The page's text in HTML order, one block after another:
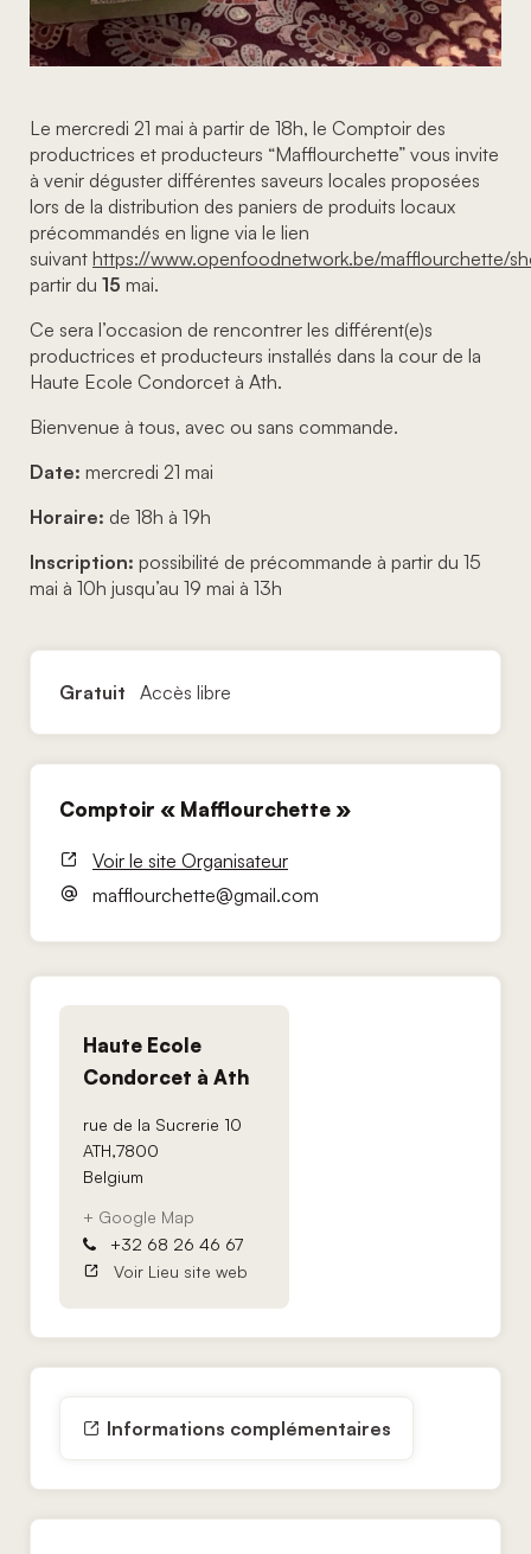
Le mercredi 21 mai à partir de 18h, le Comptoir des
productrices et producteurs “Mafflourchette” vous invite
à venir déguster différentes saveurs locales proposées
lors de la distribution des paniers de produits locaux
précommandés en ligne via le lien
suivant https://www.openfoodnetwork.be/mafflourchette/
partir du 15 mai.
Ce sera l’occasion de rencontrer les différent(e)s
productrices et producteurs installés dans la cour de la
Haute Ecole Condorcet à Ath.
Bienvenue à tous, avec ou sans commande.
Date: mercredi 21 mai
Horaire: de 18h à 19h
Inscription: possibilité de précommande à partir du 15
mai à 10h jusqu’au 19 mai à 13h
Gratuit Accès libre
Comptoir « Mafflourchette »
Voir le site Organisateur
mafflourchette@gmail.com
Haute Ecole
Condorcet à Ath
rue de la Sucrerie 10
ATH,7800
Belgium
+ Google Map
+32 68 26 46 67
Voir Lieu site web
Informations complémentaires